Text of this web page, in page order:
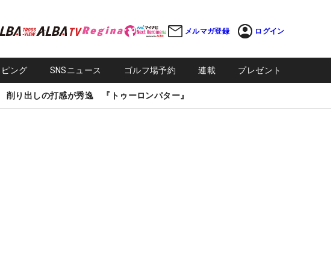
メルマガ登録 ログイン
ング SNSニュース ゴルフ場予約 連載 プレゼント
削り出しの打感が秀逸 『トゥーロンパター』